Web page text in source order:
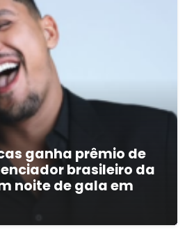
ganha prêmio de
brasileiro da
noite de gala em